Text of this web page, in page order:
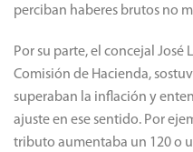
perciban haberes brutos no
Por su parte, el concejal José
Comisión de Hacienda,
superaban la inflación y
ajuste en ese sentido. Por
tributo aumentaba un 120 o